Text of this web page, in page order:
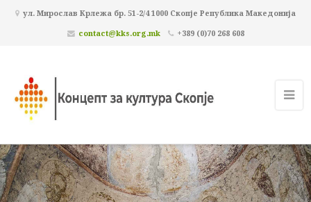
ул. Мирослав Крлежа бр. 51-2/4 1000 Скопје Република Македонија
contact@kks.org.mk
+389 (0)70 268 608